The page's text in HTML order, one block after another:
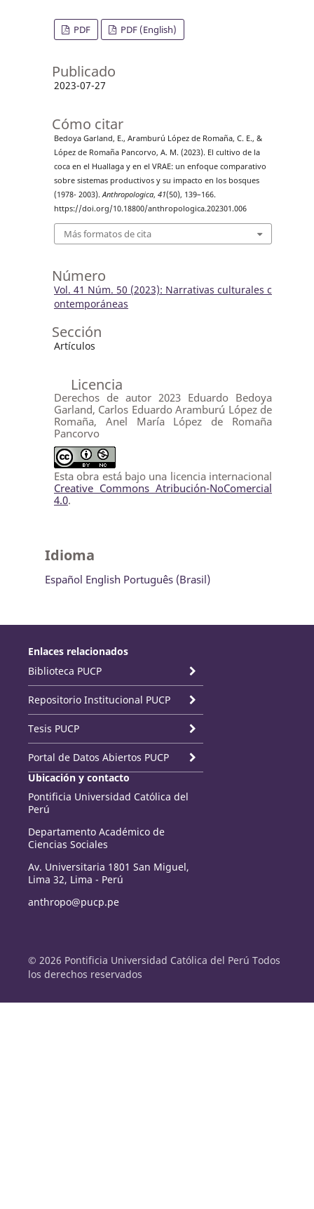
PDF PDF (English)
Publicado
2023-07-27
Cómo citar
Bedoya Garland, E., Aramburú López de Romaña, C. E., &
López de Romaña Pancorvo, A. M. (2023). El cultivo de la
coca en el Huallaga y en el VRAE: un enfoque comparativo
sobre sistemas productivos y su impacto en los bosques
(1978- 2003).Anthropologica, 41(50), 139–166.
https://doi.org/10.18800/anthropologica.202301.006
Más formatos de cita
Número
Vol. 41 Núm. 50 (2023): Narrativas culturales c
ontemporáneas
Sección
Artículos
Licencia
Derechos de autor 2023 Eduardo Bedoya
Garland, Carlos Eduardo Aramburú López de
Romaña, Anel María López de Romaña
Pancorvo
Esta obra está bajo una licencia internacional
Creative Commons Atribución-NoComercial
4.0.
Idioma
Español English Português (Brasil)
Enlaces relacionados
Biblioteca PUCP
Repositorio Institucional PUCP
Tesis PUCP
Portal de Datos Abiertos PUCP
Ubicación y contacto
Pontificia Universidad Católica del
Perú
Departamento Académico de
Ciencias Sociales
Av. Universitaria 1801 San Miguel,
Lima 32, Lima - Perú
anthropo@pucp.pe
© 2026 Pontificia Universidad Católica del Perú Todos
los derechos reservados